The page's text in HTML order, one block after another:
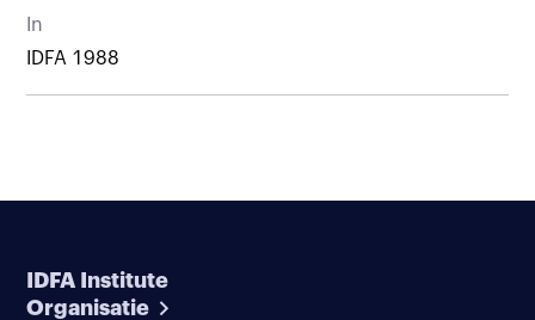
In
IDFA 1988
IDFA Institute
Organisatie